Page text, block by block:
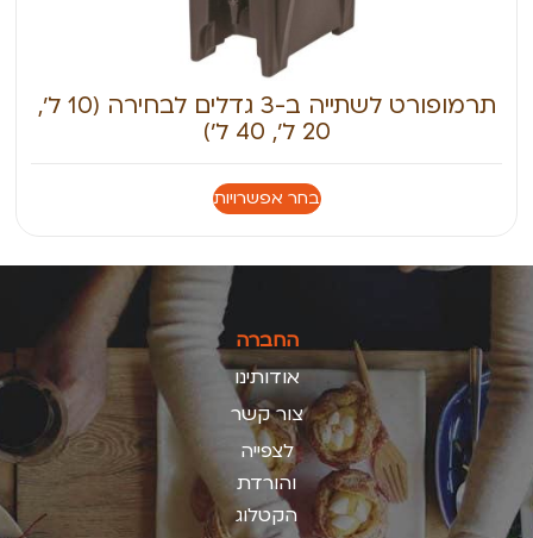
תרמופורט לשתייה ב-3 גדלים לבחירה (10 ל׳,
20 ל׳, 40 ל׳)
בחר אפשרויות
החברה
אודותינו
צור קשר
לצפייה
והורדת
הקטלוג